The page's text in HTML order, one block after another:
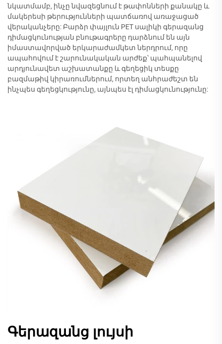
նկատմամբ, ինչը նվազեցնում է թափոնների քանակը և
մակերեսի թերությունների պատճառով առաջացած
վերականչերը: Բարձր փայլուն PET սալիկի գերազանց
դիմացկունության բնութագրերը դարձնում են այն
իմաստավորված երկարաժամկետ ներդրում, որը
ապահովում է շարունակական արժեք՝ պահպանելով
արդյունավետ աշխատանքը և գեղեցիկ տեսքը
բազմաթիվ կիրառումներում, որտեղ անհրաժեշտ են
ինչպես գեղեցկությունը, այնպես էլ դիմացկունությունը:
Գերազանց լույսի